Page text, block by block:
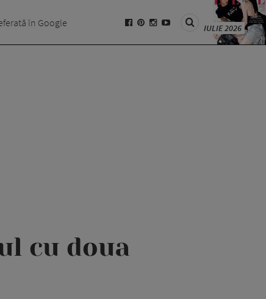
în Google IULIE 2026
cu doua